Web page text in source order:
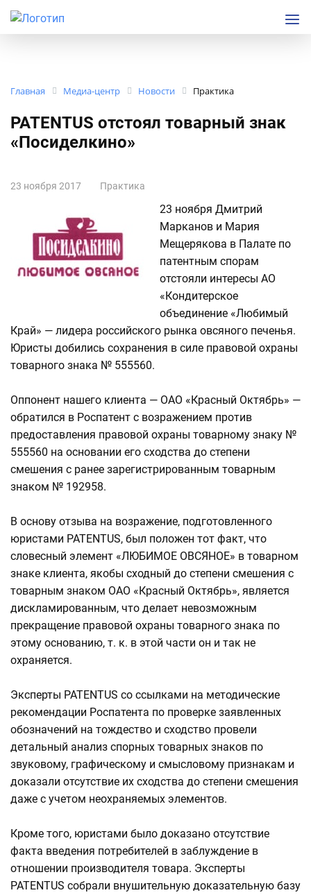
Главная Медиа-центр Новости Практика
PATENTUS отстоял товарный знак
«Посиделкино»
23 ноября 2017 Практика
23 ноября Дмитрий
Марканов и Мария
Мещерякова в Палате по
патентным спорам
отстояли интересы АО
«Кондитерское
объединение «Любимый
Край» — лидера российского рынка овсяного печенья.
Юристы добились сохранения в силе правовой охраны
товарного знака № 555560.
Оппонент нашего клиента — ОАО «Красный Октябрь» —
обратился в Роспатент с возражением против
предоставления правовой охраны товарному знаку №
555560 на основании его сходства до степени
смешения с ранее зарегистрированным товарным
знаком № 192958.
В основу отзыва на возражение, подготовленного
юристами PATENTUS, был положен тот факт, что
словесный элемент «ЛЮБИМОЕ ОВСЯНОЕ» в товарном
знаке клиента, якобы сходный до степени смешения с
товарным знаком ОАО «Красный Октябрь», является
дискламированным, что делает невозможным
прекращение правовой охраны товарного знака по
этому основанию, т. к. в этой части он и так не
охраняется.
Эксперты PATENTUS со ссылками на методические
рекомендации Роспатента по проверке заявленных
обозначений на тождество и сходство провели
детальный анализ спорных товарных знаков по
звуковому, графическому и смысловому признакам и
доказали отсутствие их сходства до степени смешения
даже с учетом неохраняемых элементов.
Кроме того, юристами было доказано отсутствие
факта введения потребителей в заблуждение в
отношении производителя товара. Эксперты
PATENTUS собрали внушительную доказательную базу